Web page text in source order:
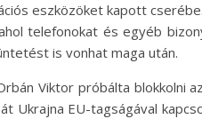
eszközöket kapott
telefonokat és egyéb
is vonhat maga után.
Viktor próbálta blokkolni
Ukrajna EU-tagságával